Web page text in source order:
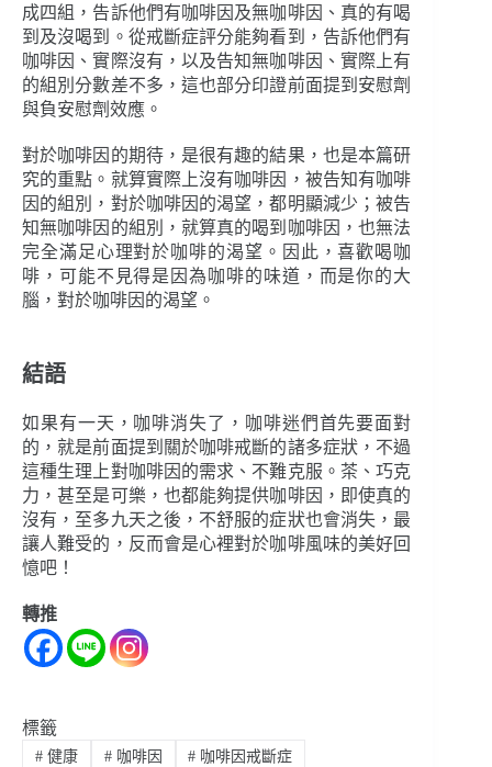
成四組，告訴他們有咖啡因及無咖啡因、真的有喝
到及沒喝到。從戒斷症評分能夠看到，告訴他們有
咖啡因、實際沒有，以及告知無咖啡因、實際上有
的組別分數差不多，這也部分印證前面提到安慰劑
與負安慰劑效應。
對於咖啡因的期待，是很有趣的結果，也是本篇研
究的重點。就算實際上沒有咖啡因，被告知有咖啡
因的組別，對於咖啡因的渴望，都明顯減少；被告
知無咖啡因的組別，就算真的喝到咖啡因，也無法
完全滿足心理對於咖啡的渴望。因此，喜歡喝咖
啡，可能不見得是因為咖啡的味道，而是你的大
腦，對於咖啡因的渴望。
結語
如果有一天，咖啡消失了，咖啡迷們首先要面對
的，就是前面提到關於咖啡戒斷的諸多症狀，不過
這種生理上對咖啡因的需求、不難克服。茶、巧克
力，甚至是可樂，也都能夠提供咖啡因，即使真的
沒有，至多九天之後，不舒服的症狀也會消失，最
讓人難受的，反而會是心裡對於咖啡風味的美好回
憶吧！
轉推
標籤
#健康 #咖啡因 # 咖啡因戒斷症